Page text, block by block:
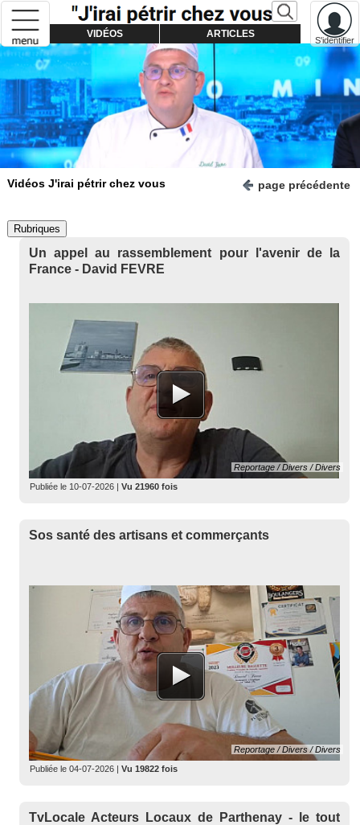
S'identifier
VIDÉOS ARTICLES
Vidéos J'irai pétrir chez vous page précédente
Rubriques
Un appel au rassemblement pour l'avenir de la
France - David FEVRE
Reportage / Divers / Divers
Publiée le 10-07-2026 | Vu 21960 fois
Sos santé des artisans et commerçants
Reportage / Divers / Divers
Publiée le 04-07-2026 | Vu 19822 fois
TvLocale Acteurs Locaux de Parthenay - le tout